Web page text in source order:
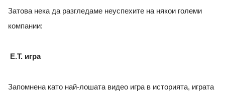
Затова нека да разгледаме неуспехите на някои големи
компании:
E.T. игра
Запомнена като най-лошата видео игра в историята, играта